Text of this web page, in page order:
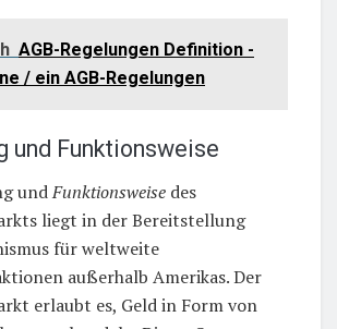
AGB-Regelungen Definition -
/ ein AGB-Regelungen
und Funktionsweise
undFunktionsweise des
liegt in der Bereitstellung
für weltweite
außerhalb Amerikas. Der
erlaubt es, Geld in Form von